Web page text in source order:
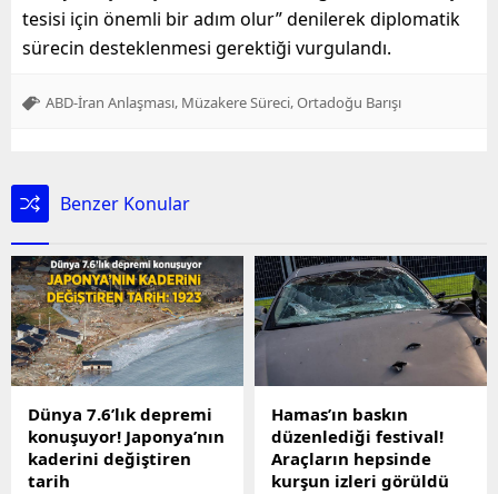
tesisi için önemli bir adım olur” denilerek diplomatik
sürecin desteklenmesi gerektiği vurgulandı.
ABD-İran Anlaşması Müzakere Süreci Ortadoğu Barışı
Benzer Konular
Dünya 7.6’lık depremi
konuşuyor! Japonya’nın
kaderini değiştiren
tarih
Hamas’ın baskın
düzenlediği festival!
Araçların hepsinde
kurşun izleri görüldü